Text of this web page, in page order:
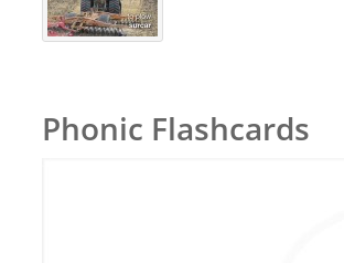
Phonic Flashcards